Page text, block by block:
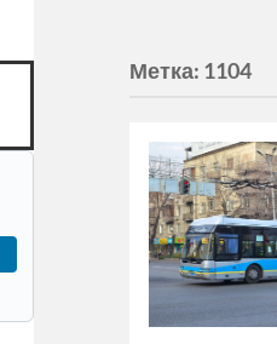
Метка: 1104